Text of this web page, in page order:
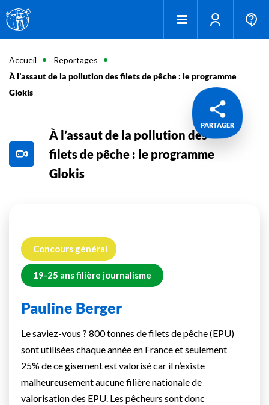
Accueil
Reportages
À l’assaut de la pollution des filets de pêche : le programme
Glokis
PARTAGER
À l’assaut de la pollution des
filets de pêche : le programme
Glokis
Concours général
19-25 ans filière journalisme
Pauline Berger
Le saviez-vous ? 800 tonnes de filets de pêche (EPU)
sont utilisées chaque année en France et seulement
25% de ce gisement est valorisé car il n’existe
malheureusement aucune filière nationale de
valorisation des EPU. Les pêcheurs sont donc